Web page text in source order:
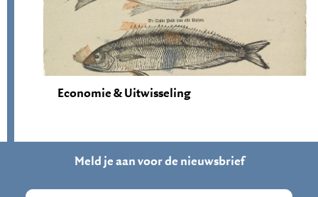
Economie & Uitwisseling
Meld je aan voor de nieuwsbrief